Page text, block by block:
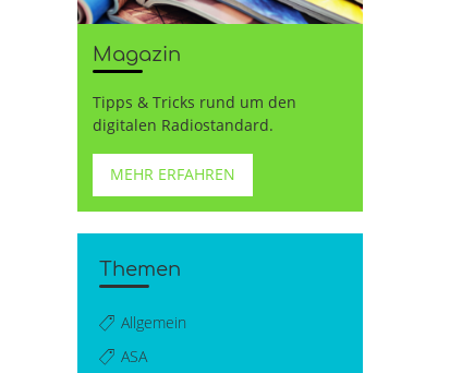
Magazin
Tipps & Tricks rund um den
digitalen Radiostandard.
MEHR ERFAHREN
Themen
Allgemein
ASA